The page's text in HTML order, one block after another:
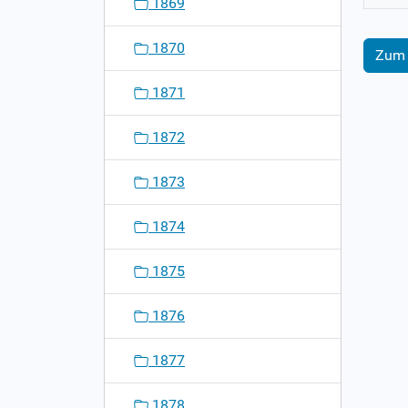
Zum
1870
1871
1872
1873
1874
1875
1876
1877